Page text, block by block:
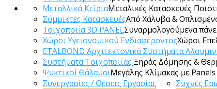
Μεταλλικά ΚτίριαΜεταλικές Κατασκευές
Σύμμικτες ΚατασκευέςΑπό Χάλυβα &
Τοιχοποιΐα 3D PANELΣυναρμολογούμενα
Χώροι Υγειονομικού ΕνδιαφέροντοςΧώροι
ETALBOND Αρχιτεκτονικά Συστήματα
Συστήματα Τοιχοποιΐας Ξηράς Δόμησης &
Ψυκτικοί ΘάλαμοιΜεγάλης Κλίμακας με
Συνεργασίες / Θέσεις Εργασίας
Συχνές